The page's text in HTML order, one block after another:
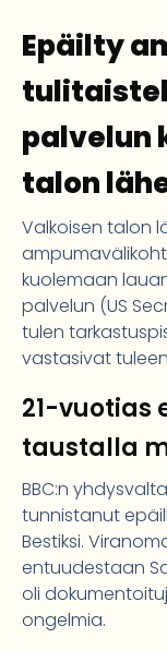
Epäilty
palvelun
talon
Valkoisen talon
kuolemaan
palvelun (US
tulen
vastasivat
21-vuotias
taustalla
BBC:n
tunnistanut
Bestiksi.
entuudestaan
oli
ongelmia.